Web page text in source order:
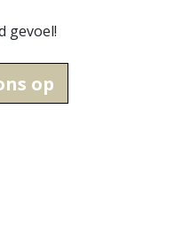
gevoel!
op